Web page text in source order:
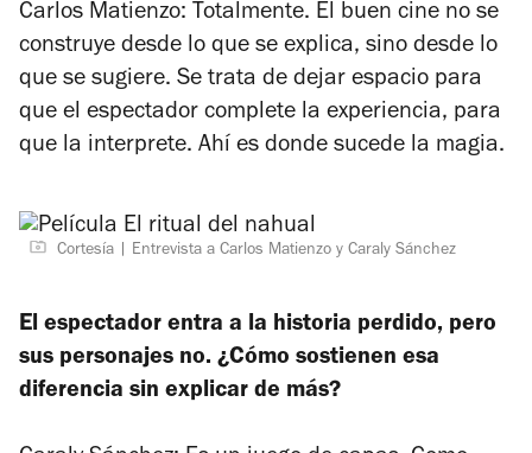
Carlos Matienzo: Totalmente. El buen cine no se
construye desde lo que se explica, sino desde lo
que se sugiere. Se trata de dejar espacio para
que el espectador complete la experiencia, para
que la interprete. Ahí es donde sucede la magia.
Cortesía Entrevista a Carlos Matienzo y Caraly Sánchez
El espectador entra a la historia perdido, pero
sus personajes no. ¿Cómo sostienen esa
diferencia sin explicar de más?